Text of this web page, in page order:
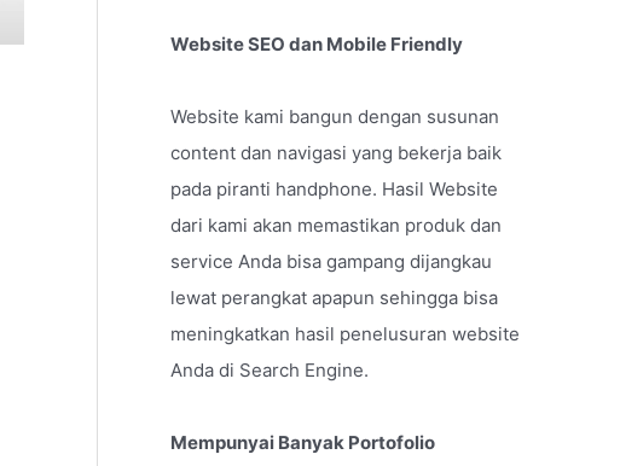
Website SEO dan Mobile Friendly
Website kami bangun dengan susunan
content dan navigasi yang bekerja baik
pada piranti handphone. Hasil Website
dari kami akan memastikan produk dan
service Anda bisa gampang dijangkau
lewat perangkat apapun sehingga bisa
meningkatkan hasil penelusuran website
Anda di Search Engine.
Mempunyai Banyak Portofolio